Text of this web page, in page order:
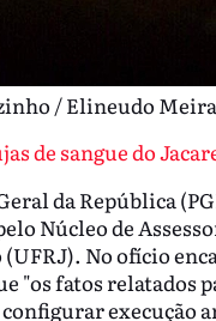
/ Elineudo
de sangue do
da República
Núcleo de
No ofício
"os fatos relatados
execução